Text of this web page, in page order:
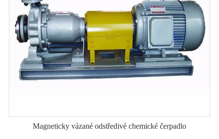
Magneticky vázané odstředivé chemické čerpadlo